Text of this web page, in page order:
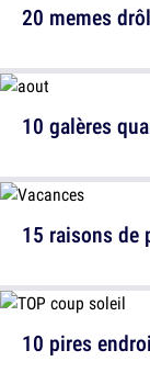
10 galères
10 pires
20 memes
15 raisons de